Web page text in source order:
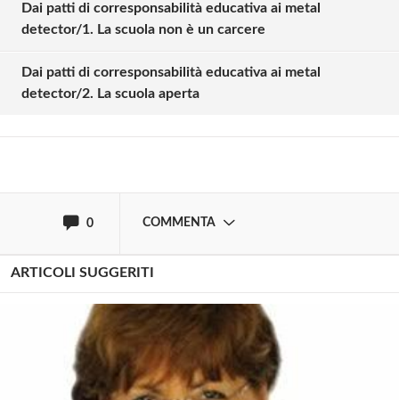
Dai patti di corresponsabilità educativa ai metal
detector/1. La scuola non è un carcere
Dai patti di corresponsabilità educativa ai metal
detector/2. La scuola aperta
0 COMMENTA
Solo gli utenti registrati possono
Effettua il Login o
ARTICOLI SUGGERITI